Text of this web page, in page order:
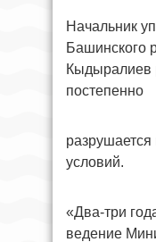
Начальник
Башинского
Кыдыралиев
постепенно
условий.
«Два-три
ведение